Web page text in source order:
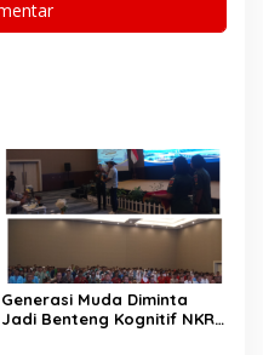
Generasi Muda Diminta
Jadi Benteng Kognitif NKRI,